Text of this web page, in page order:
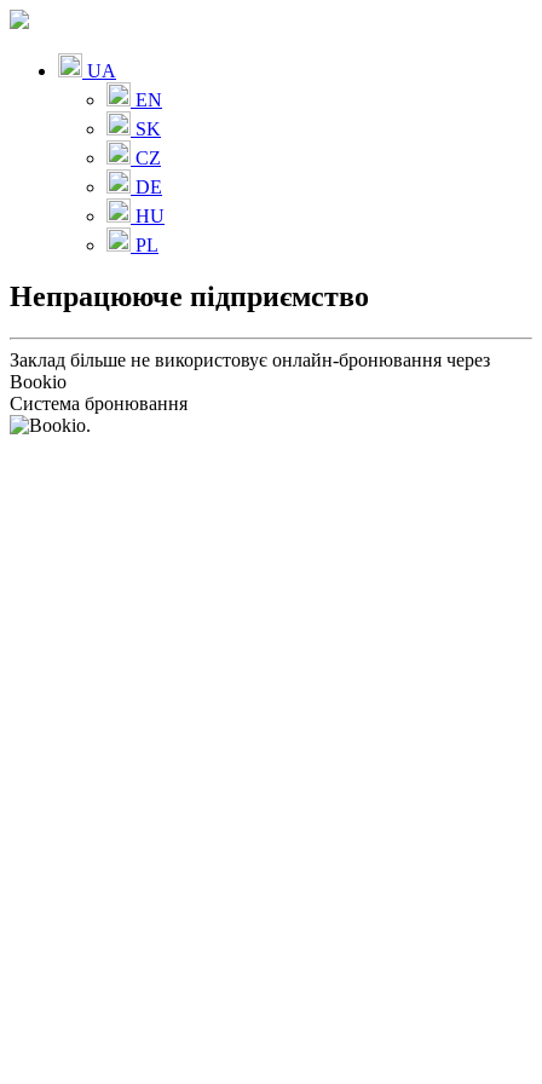
UA
EN
SK
CZ
DE
HU
PL
Непрацююче підприємство
Заклад більше не використовує онлайн-бронювання через
Bookio
Система бронювання